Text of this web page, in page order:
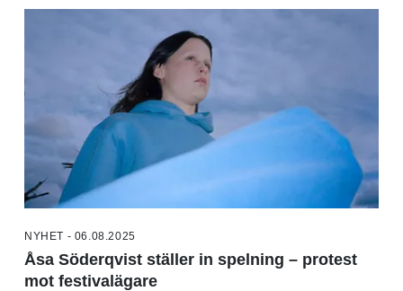
NYHET - 06.08.2025
Åsa Söderqvist ställer in spelning – protest
mot festivalägare